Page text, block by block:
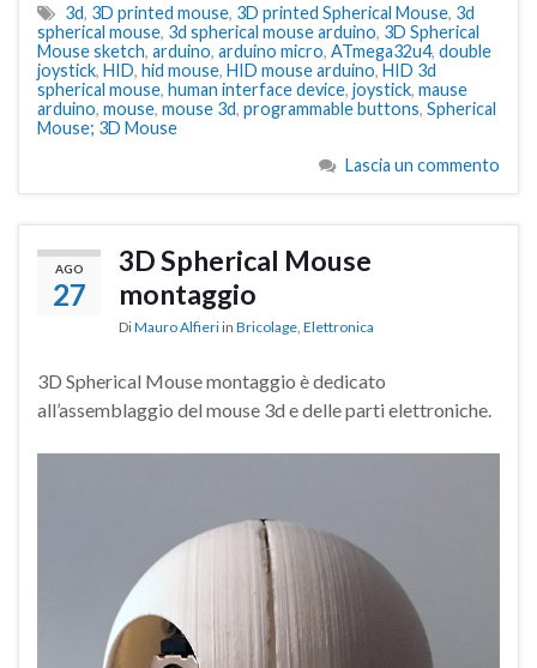
3d, 3D printed mouse, 3D printed Spherical Mouse, 3d
spherical mouse, 3d spherical mouse arduino, 3D Spherical
Mouse sketch, arduino, arduino micro, ATmega32u4, double
joystick, HID, hid mouse, HID mouse arduino, HID 3d
spherical mouse, human interface device, joystick, mause
arduino, mouse, mouse 3d, programmable buttons, Spherical
Mouse; 3D Mouse
Lascia un commento
AGO
27
3D Spherical Mouse
montaggio
DiMauro Alfieri in Bricolage Elettronica
3D Spherical Mouse montaggio è dedicato
all’assemblaggio del mouse 3d e delle parti elettroniche.